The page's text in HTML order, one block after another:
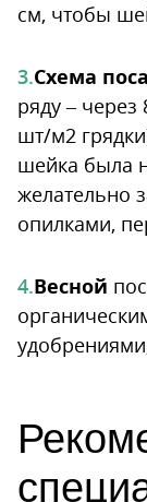
см, чтобы
Схема
ряду – через
шт/м2
шейка была
желательно
опилками,
Весной